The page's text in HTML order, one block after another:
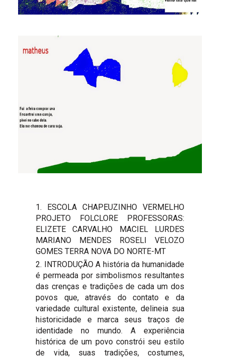
1. ESCOLA CHAPEUZINHO VERMELHO
PROJETO FOLCLORE PROFESSORAS:
ELIZETE CARVALHO MACIEL LURDES
MARIANO MENDES ROSELI VELOZO
GOMES TERRA NOVA DO NORTE-MT
2. INTRODUÇÃO A história da humanidade
é permeada por simbolismos resultantes
das crenças e tradições de cada um dos
povos que, através do contato e da
variedade cultural existente, delineia sua
historicidade e marca seus traços de
identidade no mundo. A experiência
histórica de um povo constrói seu estilo
de vida, suas tradições, costumes,